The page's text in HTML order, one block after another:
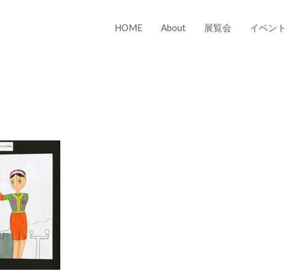
HOME About 展覧会 イベント